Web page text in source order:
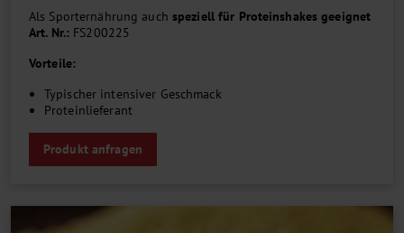
Als Sporternährung auch speziell für Proteinshakes geeignet
Art. Nr.: FS200225
Vorteile:
Typischer intensiver Geschmack
Proteinlieferant
Produkt anfragen